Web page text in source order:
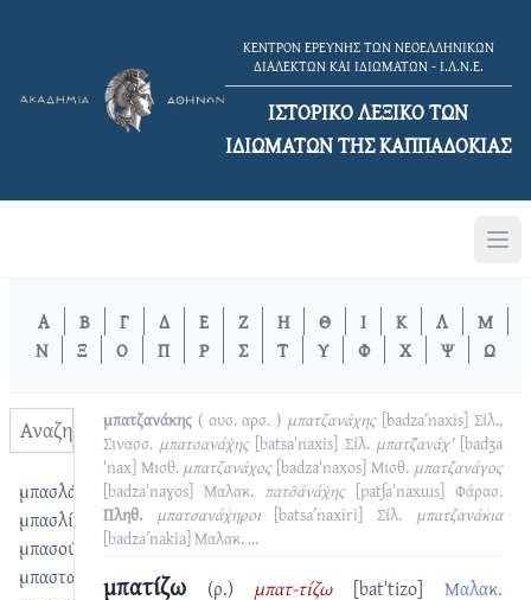
ΚΕΝΤΡΟΝ ΕΡΕΥΝΗΣ ΤΩΝ ΝΕΟΕΛΛΗΝΙΚΩΝ
ΔΙΑΛΕΚΤΩΝ ΚΑΙ ΙΔΙΩΜΑΤΩΝ - Ι.Λ.Ν.Ε.
ΙΣΤΟΡΙΚΟ ΛΕΞΙΚΟ TΩΝ
ΙΔΙΩΜΑΤΩΝ ΤΗΣ ΚΑΠΠΑΔΟΚΙΑΣ
Α Β Γ Δ Ε Ζ Η Θ Ι Κ Λ
Μ
Ν
Ξ Ο Π Ρ Σ Τ Υ Φ Χ Ψ Ω
μπασλάτημα
μπασλίκ
μπασούστουνα
μπαστανλίκι
μπατζανάκης ( ουσ. αρσ. ) μπατζανάχης [badzaʹnaxis] Σίλ.,
Σινασσ. μπατσανάχ̇ης [batsaˈnaxis] Σίλ. μπατζ̑ανάχ' [badʒa
ˈnax] Μισθ. μπατζανάχος [badzaˈnaxos] Μισθ. μπατζανάγος
[badzaˈnaɣos] Μαλακ. πατσ̑άνάχ̇ης [patʃaˈnaxɯs] Φάρασ.
Πληθ.
μπατσανάχ̇ηροι [batsaʹnaxiri] Σίλ.
μπατζανάκ̇ια
[badzaʹnakia] Μαλακ. ...
μπατίζω (ρ.) μπατ-τίζω [batˈtizo]
Μαλακ.